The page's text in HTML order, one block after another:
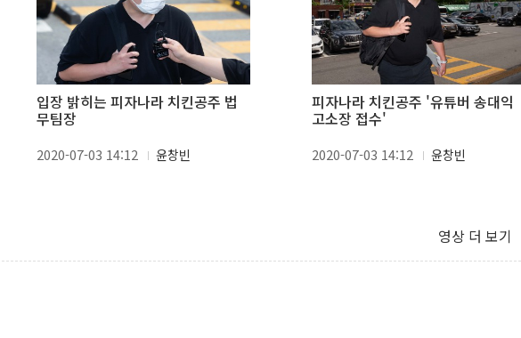
입장 밝히는 피자나라 치킨공주 법
무팀장
2020-07-03 14:12 윤창빈
피자나라 치킨공주 '유튜버 송대익
고소장 접수'
2020-07-03 14:12 윤창빈
영상 더 보기